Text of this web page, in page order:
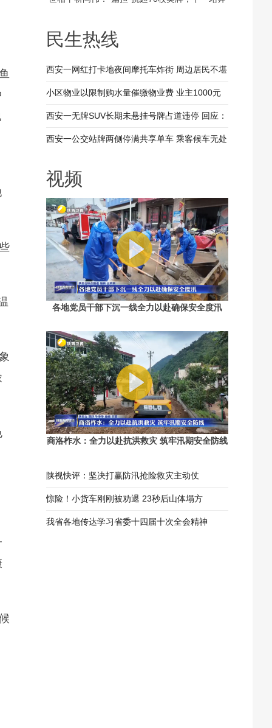
民生热线
西安一网红打卡地夜间摩托车炸街 周边居民不堪
其扰 回应：将持续开展专项整治行动
小区物业以限制购水量催缴物业费 业主1000元
装修押金抵扣物业费 兴平市住建局：已责令物业
整改
西安一无牌SUV长期未悬挂号牌占道违停 回应：
驾驶人被记9分罚款200元
西安一公交站牌两侧停满共享单车 乘客候车无处
视频
各地党员干部下沉一线全力以赴确保安全度汛
商洛柞水：全力以赴抗洪救灾 筑牢汛期安全防线
陕视快评：坚决打赢防汛抢险救灾主动仗
惊险！小货车刚刚被劝退 23秒后山体塌方
我省各地传达学习省委十四届十次全会精神